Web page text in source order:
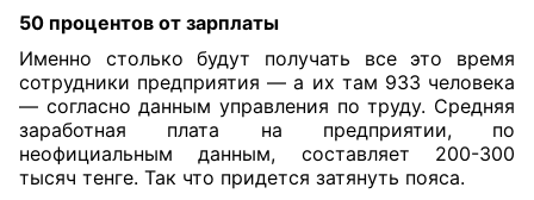
50 процентов от зарплаты
Именно столько будут получать все это время
сотрудники предприятия — а их там 933 человека
— согласно данным управления по труду. Средняя
заработная плата на предприятии, по
неофициальным данным, составляет 200-300
тысяч тенге. Так что придется затянуть пояса.